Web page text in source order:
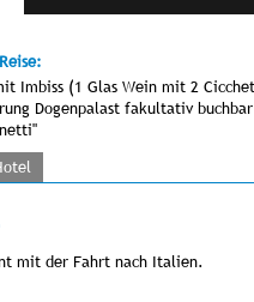
Imbiss (1 Glas Wein mit 2
Dogenpalast fakultativ buchbar
mit der Fahrt nach Italien.